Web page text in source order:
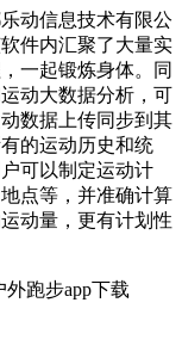
动信息技术有限公
件内汇聚了大量实
一起锻炼身体。同
动大数据分析，可
数据上传同步到其
的运动历史和统
可以制定运动计
点等，并准确计算
动量，更有计划性